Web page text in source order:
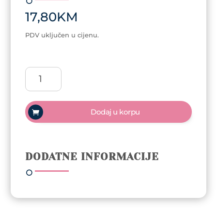
17,80KM
PDV uključen u cijenu.
3Five
ukosnice
250g
zlatne
količina
Dodaj u korpu
DODATNE INFORMACIJE